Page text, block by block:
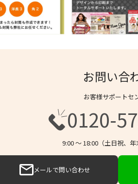
お問い合
お客様サポートセ
0120-
9:00 〜 18:00（土日祝、年
メールで問い合わせ